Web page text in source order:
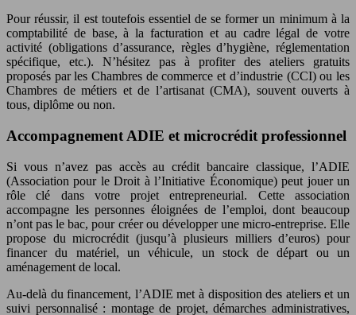
Pour réussir, il est toutefois essentiel de se former un minimum à la
comptabilité de base, à la facturation et au cadre légal de votre
activité (obligations d’assurance, règles d’hygiène, réglementation
spécifique, etc.). N’hésitez pas à profiter des ateliers gratuits
proposés par les Chambres de commerce et d’industrie (CCI) ou les
Chambres de métiers et de l’artisanat (CMA), souvent ouverts à
tous, diplôme ou non.
Accompagnement ADIE et microcrédit professionnel
Si vous n’avez pas accès au crédit bancaire classique, l’ADIE
(Association pour le Droit à l’Initiative Économique) peut jouer un
rôle clé dans votre projet entrepreneurial. Cette association
accompagne les personnes éloignées de l’emploi, dont beaucoup
n’ont pas le bac, pour créer ou développer une micro-entreprise. Elle
propose du microcrédit (jusqu’à plusieurs milliers d’euros) pour
financer du matériel, un véhicule, un stock de départ ou un
aménagement de local.
Au-delà du financement, l’ADIE met à disposition des ateliers et un
suivi personnalisé : montage de projet, démarches administratives,